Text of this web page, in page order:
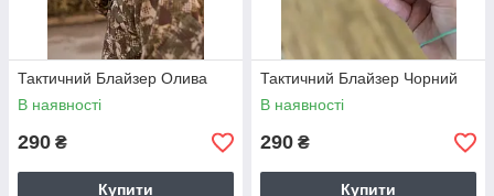
Тактичний Блайзер Олива
В наявності
290 ₴
Купити
Тактичний Блайзер Чорний
В наявності
290 ₴
Купити